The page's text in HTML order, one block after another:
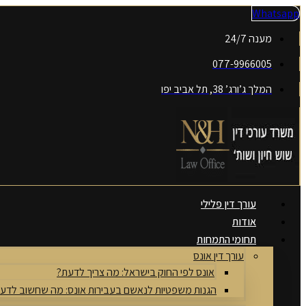
דלג
Whatsapp
מענה 24/7
077-9966005
המלך ג’ורג’ 38, תל אביב יפו
עורך דין פלילי
אודות
תחומי התמחות
עורך דין אונס
אונס לפי החוק בישראל: מה צריך לדעת?
הגנות משפטיות לנאשם בעבירות אונס: מה שחשוב